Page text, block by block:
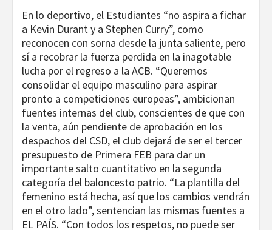
En lo deportivo, el Estudiantes “no aspira a fichar
a Kevin Durant y a Stephen Curry”, como
reconocen con sorna desde la junta saliente, pero
sí a recobrar la fuerza perdida en la inagotable
lucha por el regreso a la ACB. “Queremos
consolidar el equipo masculino para aspirar
pronto a competiciones europeas”, ambicionan
fuentes internas del club, conscientes de que con
la venta, aún pendiente de aprobación en los
despachos del CSD, el club dejará de ser el tercer
presupuesto de Primera FEB para dar un
importante salto cuantitativo en la segunda
categoría del baloncesto patrio. “La plantilla del
femenino está hecha, así que los cambios vendrán
en el otro lado”, sentencian las mismas fuentes a
EL PAÍS. “Con todos los respetos, no puede ser